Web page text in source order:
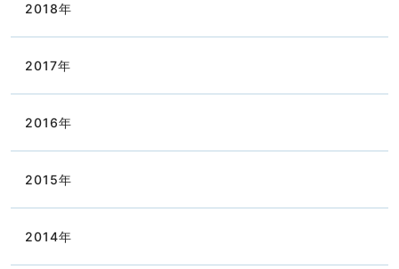
2018年
2017年
2016年
2015年
2014年